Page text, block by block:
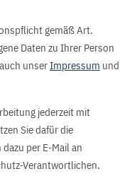
gemäß Art.
Daten zu Ihrer Person
unserImpressum und
jederzeit mit
Sie dafür die
per E-Mail an
Verantwortlichen.